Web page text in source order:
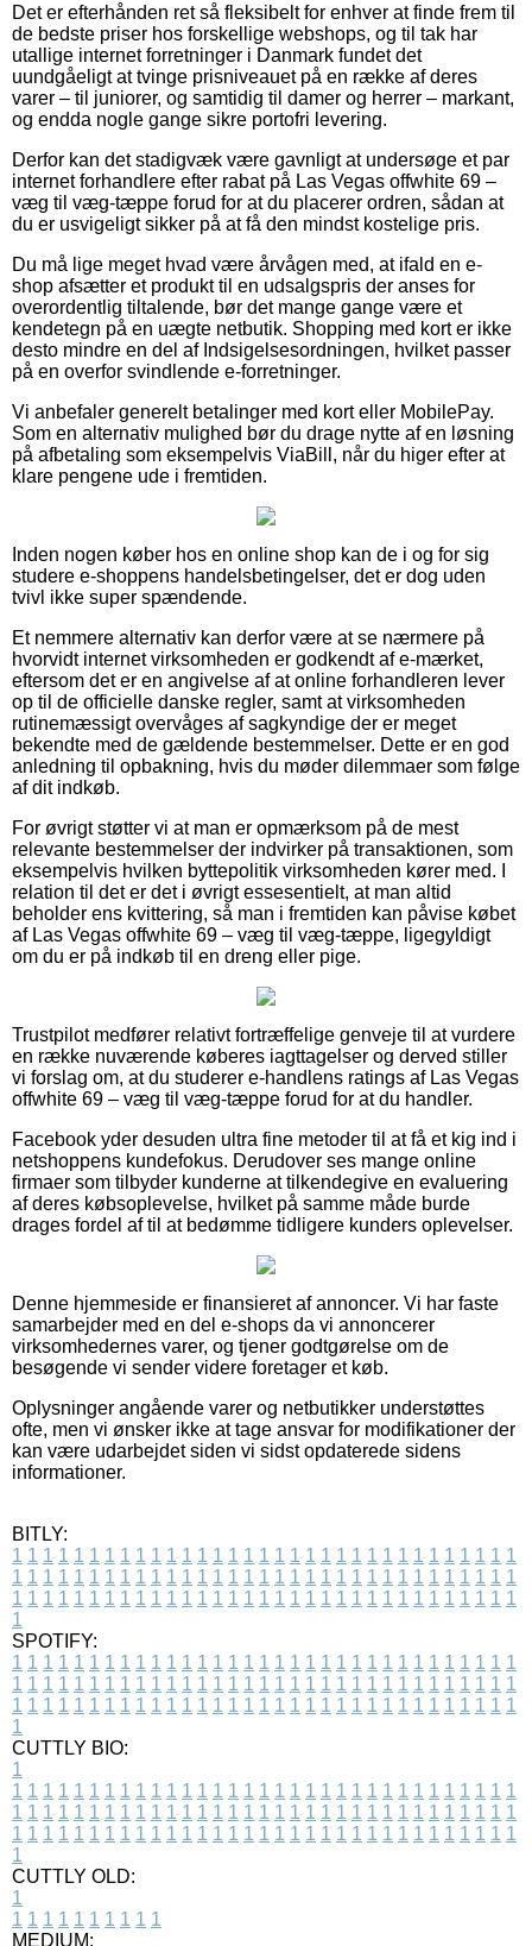
Det er efterhånden ret så fleksibelt for enhver at finde frem til
de bedste priser hos forskellige webshops, og til tak har
utallige internet forretninger i Danmark fundet det
uundgåeligt at tvinge prisniveauet på en række af deres
varer – til juniorer, og samtidig til damer og herrer – markant,
og endda nogle gange sikre portofri levering.
Derfor kan det stadigvæk være gavnligt at undersøge et par
internet forhandlere efter rabat på Las Vegas offwhite 69 –
væg til væg-tæppe forud for at du placerer ordren, sådan at
du er usvigeligt sikker på at få den mindst kostelige pris.
Du må lige meget hvad være årvågen med, at ifald en e-
shop afsætter et produkt til en udsalgspris der anses for
overordentlig tiltalende, bør det mange gange være et
kendetegn på en uægte netbutik. Shopping med kort er ikke
desto mindre en del af Indsigelsesordningen, hvilket passer
på en overfor svindlende e-forretninger.
Vi anbefaler generelt betalinger med kort eller MobilePay.
Som en alternativ mulighed bør du drage nytte af en løsning
på afbetaling som eksempelvis ViaBill, når du higer efter at
klare pengene ude i fremtiden.
Inden nogen køber hos en online shop kan de i og for sig
studere e-shoppens handelsbetingelser, det er dog uden
tvivl ikke super spændende.
Et nemmere alternativ kan derfor være at se nærmere på
hvorvidt internet virksomheden er godkendt af e-mærket,
eftersom det er en angivelse af at online forhandleren lever
op til de officielle danske regler, samt at virksomheden
rutinemæssigt overvåges af sagkyndige der er meget
bekendte med de gældende bestemmelser. Dette er en god
anledning til opbakning, hvis du møder dilemmaer som følge
af dit indkøb.
For øvrigt støtter vi at man er opmærksom på de mest
relevante bestemmelser der indvirker på transaktionen, som
eksempelvis hvilken byttepolitik virksomheden kører med. I
relation til det er det i øvrigt essesentielt, at man altid
beholder ens kvittering, så man i fremtiden kan påvise købet
af Las Vegas offwhite 69 – væg til væg-tæppe, ligegyldigt
om du er på indkøb til en dreng eller pige.
Trustpilot medfører relativt fortræffelige genveje til at vurdere
en række nuværende køberes iagttagelser og derved stiller
vi forslag om, at du studerer e-handlens ratings af Las Vegas
offwhite 69 – væg til væg-tæppe forud for at du handler.
Facebook yder desuden ultra fine metoder til at få et kig ind i
netshoppens kundefokus. Derudover ses mange online
firmaer som tilbyder kunderne at tilkendegive en evaluering
af deres købsoplevelse, hvilket på samme måde burde
drages fordel af til at bedømme tidligere kunders oplevelser.
Denne hjemmeside er finansieret af annoncer. Vi har faste
samarbejder med en del e-shops da vi annoncerer
virksomhedernes varer, og tjener godtgørelse om de
besøgende vi sender videre foretager et køb.
Oplysninger angående varer og netbutikker understøttes
ofte, men vi ønsker ikke at tage ansvar for modifikationer der
kan være udarbejdet siden vi sidst opdaterede sidens
informationer.
BITLY:
1 1 1 1 1 1 1 1 1 1 1 1 1 1 1 1 1 1 1 1 1 1 1 1 1 1 1 1 1 1 1 1 1
1 1 1 1 1 1 1 1 1 1 1 1 1 1 1 1 1 1 1 1 1 1 1 1 1 1 1 1 1 1 1 1 1
1 1 1 1 1 1 1 1 1 1 1 1 1 1 1 1 1 1 1 1 1 1 1 1 1 1 1 1 1 1 1 1 1
1
SPOTIFY:
1 1 1 1 1 1 1 1 1 1 1 1 1 1 1 1 1 1 1 1 1 1 1 1 1 1 1 1 1 1 1 1 1
1 1 1 1 1 1 1 1 1 1 1 1 1 1 1 1 1 1 1 1 1 1 1 1 1 1 1 1 1 1 1 1 1
1 1 1 1 1 1 1 1 1 1 1 1 1 1 1 1 1 1 1 1 1 1 1 1 1 1 1 1 1 1 1 1 1
1
CUTTLY BIO:
1
1 1 1 1 1 1 1 1 1 1 1 1 1 1 1 1 1 1 1 1 1 1 1 1 1 1 1 1 1 1 1 1 1
1 1 1 1 1 1 1 1 1 1 1 1 1 1 1 1 1 1 1 1 1 1 1 1 1 1 1 1 1 1 1 1 1
1 1 1 1 1 1 1 1 1 1 1 1 1 1 1 1 1 1 1 1 1 1 1 1 1 1 1 1 1 1 1 1 1
1
CUTTLY OLD:
1
1 1 1 1 1 1 1 1 1 1
MEDIUM: